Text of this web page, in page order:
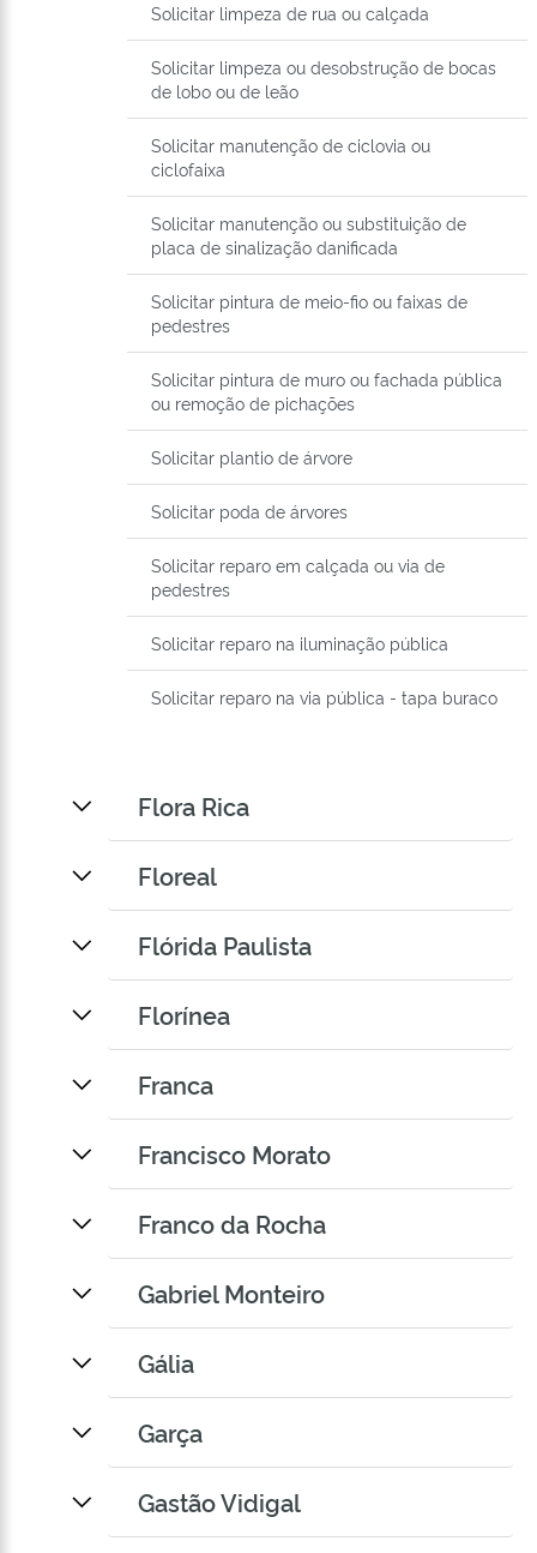
Solicitar limpeza de rua ou calçada
Solicitar limpeza ou desobstrução de bocas
de lobo ou de leão
Solicitar manutenção de ciclovia ou
ciclofaixa
Solicitar manutenção ou substituição de
placa de sinalização danificada
Solicitar pintura de meio-fio ou faixas de
pedestres
Solicitar pintura de muro ou fachada pública
ou remoção de pichações
Solicitar plantio de árvore
Solicitar poda de árvores
Solicitar reparo em calçada ou via de
pedestres
Solicitar reparo na iluminação pública
Solicitar reparo na via pública - tapa buraco
Flora Rica
Floreal
Flórida Paulista
Florínea
Franca
Francisco Morato
Franco da Rocha
Gabriel Monteiro
Gália
Garça
Gastão Vidigal